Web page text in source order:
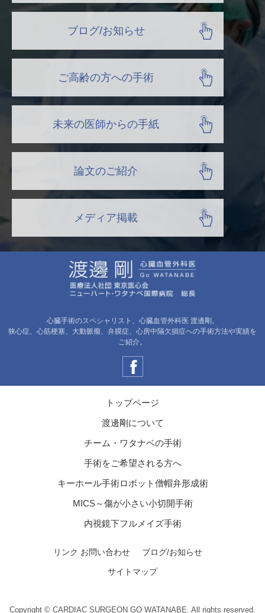
ブログ/お知らせ
ご高齢の方への手術
未来の医師からの手紙
論文のご紹介
メディア掲載
心臓手術のスペシャリスト、心臓血管外科医 渡邊剛。
狭心症、心筋梗塞、大動脈瘤、弁膜症、心房中隔欠損症への手術方法や実績を
ご紹介。
トップページ
渡邊剛について
チーム・ワタナベの手術
手術をご希望される方へ
キーホール手術ロボット僧帽弁形成術
MICS～傷が小さい小切開手術
内視鏡下フルメイズ手術
リンク お問い合わせ ブログ/お知らせ
サイトマップ
Copyright © CARDIAC SURGEON GO WATANABE. All rights reserved.